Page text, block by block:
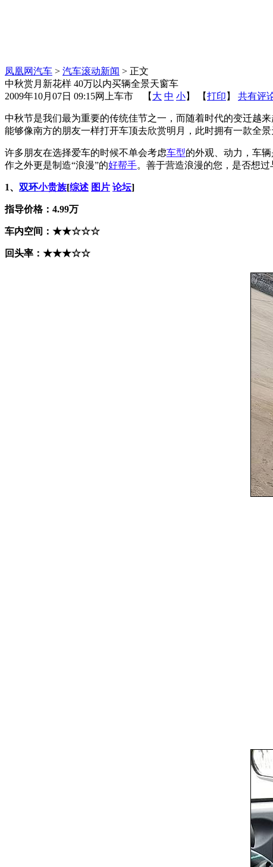
凤凰网汽车 > 汽车滚动新闻 > 正文
中秋赏月新花样 40万以内买辆全景天窗车
2009年10月07日 09:15网上车市 【 大 中 小】 【打印 】 共有评
中秋节是我们最为重要的传统佳节之一，而随着时代的变迁越
能够像南方的朋友一样打开车顶去欣赏明月，此时拥有一款全景
许多朋友在选择爱车的时候不单会考虑车型的外观、动力，车
作之外更是制造“浪漫”的好帮手。善于营造浪漫的您，是否想
1、 双环小贵族[综述 图片 论坛]
指导价格：4.99万
车内空间：★★☆☆☆
回头率：★★★☆☆